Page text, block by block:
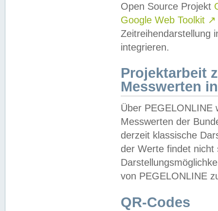
Open Source Projekt
Google Web Toolkit ↗
Zeitreihendarstellung
integrieren.
Projektarbeit
Messwerten
Über PEGELONLINE
Messwerten der
derzeit klassische
der Werte findet
von PEGELONLINE
QR-Codes